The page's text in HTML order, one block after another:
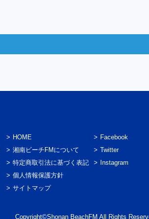
HOME
湘南ビーチFMについて
特定商取引法に基づく表記
個人情報保護方針
サイトマップ
Facebook
Twitter
Instagram
Copyright©Shonan BeachFM All Rights